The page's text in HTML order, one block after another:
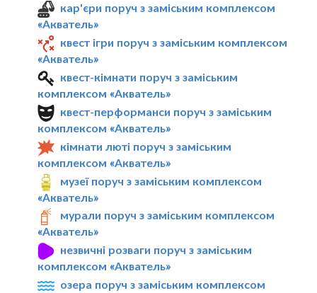
кар'єри поруч з заміським комплексом
«Акватель»
квест ігри поруч з заміським комплексом
«Акватель»
квест-кімнати поруч з заміським
комплексом «Акватель»
квест-перформанси поруч з заміським
комплексом «Акватель»
кімнати люті поруч з заміським
комплексом «Акватель»
музеї поруч з заміським комплексом
«Акватель»
мурали поруч з заміським комплексом
«Акватель»
незвичні розваги поруч з заміським
комплексом «Акватель»
озера поруч з заміським комплексом